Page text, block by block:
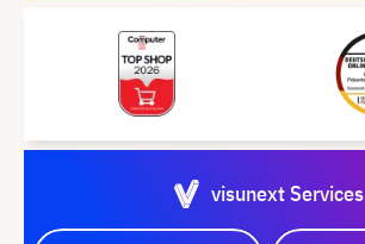
visunext Services